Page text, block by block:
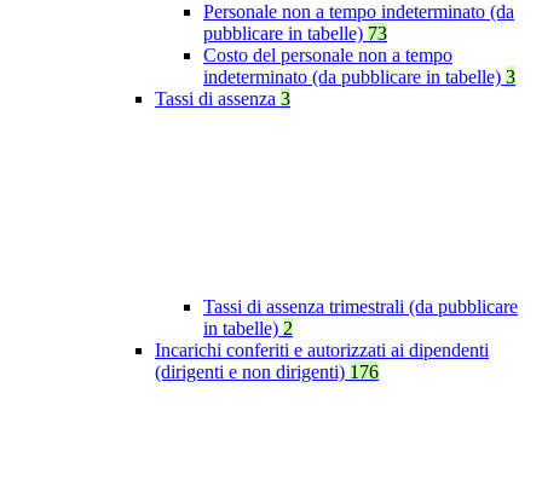
Personale non a tempo indeterminato (da
pubblicare in tabelle) 73
Costo del personale non a tempo
indeterminato (da pubblicare in tabelle) 3
Tassi di assenza 3
Tassi di assenza trimestrali (da pubblicare
in tabelle) 2
Incarichi conferiti e autorizzati ai dipendenti
(dirigenti e non dirigenti) 176